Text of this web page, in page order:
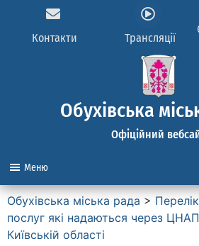
Контакти Трансляції
Обухівська
Офіційний
Меню
Обухівська міська рада >
послуг які надаються через ЦНАП
Київській області